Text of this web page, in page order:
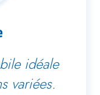
idéale
variées.